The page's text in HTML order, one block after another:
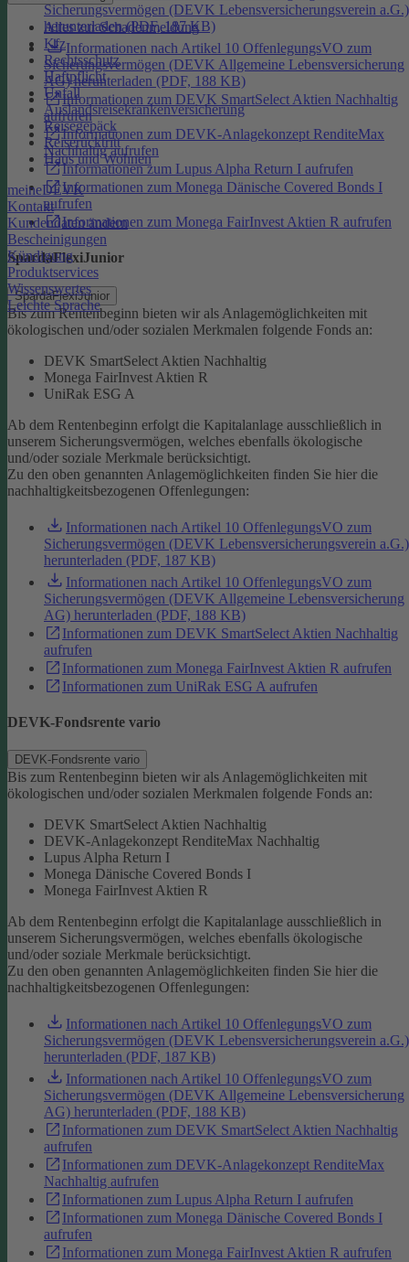
Alles zur Schadenmeldung
Kfz
Rechtsschutz
Haftpflicht
Unfall
Auslandsreisekrankenversicherung
Reisegepäck
Reiserücktritt
Haus und Wohnen
meineDEVK
Kontakt
Kundendaten ändern
Bescheinigungen
Kündigung
Produktservices
Wissenswertes
Leichte Sprache
Sicherungsvermögen (DEVK Lebensversicherungsverein a.G.)
herunterladen (PDF, 187 KB)
Informationen nach Artikel 10 OffenlegungsVO zum
Sicherungsvermögen (DEVK Allgemeine Lebensversicherung
AG) herunterladen (PDF, 188 KB)
Informationen zum DEVK SmartSelect Aktien Nachhaltig
aufrufen
Informationen zum DEVK-Anlagekonzept RenditeMax
Nachhaltig aufrufen
Informationen zum Lupus Alpha Return I aufrufen
Informationen zum Monega Dänische Covered Bonds I
aufrufen
Informationen zum Monega FairInvest Aktien R aufrufen
SpardaFlexiJunior
SpardaFlexiJunior
Bis zum Rentenbeginn bieten wir als Anlagemöglichkeiten mit
ökologischen und/oder sozialen Merkmalen folgende Fonds an:
DEVK SmartSelect Aktien Nachhaltig
Monega FairInvest Aktien R
UniRak ESG A
Ab dem Rentenbeginn erfolgt die Kapitalanlage ausschließlich in
unserem Sicherungsvermögen, welches ebenfalls ökologische
und/oder soziale Merkmale berücksichtigt.
Zu den oben genannten Anlagemöglichkeiten finden Sie hier die
nachhaltigkeitsbezogenen Offenlegungen:
Informationen nach Artikel 10 OffenlegungsVO zum
Sicherungsvermögen (DEVK Lebensversicherungsverein a.G.)
herunterladen (PDF, 187 KB)
Informationen nach Artikel 10 OffenlegungsVO zum
Sicherungsvermögen (DEVK Allgemeine Lebensversicherung
AG) herunterladen (PDF, 188 KB)
Informationen zum DEVK SmartSelect Aktien Nachhaltig
aufrufen
Informationen zum Monega FairInvest Aktien R aufrufen
Informationen zum UniRak ESG A aufrufen
DEVK-Fondsrente vario
DEVK-Fondsrente vario
Bis zum Rentenbeginn bieten wir als Anlagemöglichkeiten mit
ökologischen und/oder sozialen Merkmalen folgende Fonds an:
DEVK SmartSelect Aktien Nachhaltig
DEVK-Anlagekonzept RenditeMax Nachhaltig
Lupus Alpha Return I
Monega Dänische Covered Bonds I
Monega FairInvest Aktien R
Ab dem Rentenbeginn erfolgt die Kapitalanlage ausschließlich in
unserem Sicherungsvermögen, welches ebenfalls ökologische
und/oder soziale Merkmale berücksichtigt.
Zu den oben genannten Anlagemöglichkeiten finden Sie hier die
nachhaltigkeitsbezogenen Offenlegungen:
Informationen nach Artikel 10 OffenlegungsVO zum
Sicherungsvermögen (DEVK Lebensversicherungsverein a.G.)
herunterladen (PDF, 187 KB)
Informationen nach Artikel 10 OffenlegungsVO zum
Sicherungsvermögen (DEVK Allgemeine Lebensversicherung
AG) herunterladen (PDF, 188 KB)
Informationen zum DEVK SmartSelect Aktien Nachhaltig
aufrufen
Informationen zum DEVK-Anlagekonzept RenditeMax
Nachhaltig aufrufen
Informationen zum Lupus Alpha Return I aufrufen
Informationen zum Monega Dänische Covered Bonds I
aufrufen
Informationen zum Monega FairInvest Aktien R aufrufen